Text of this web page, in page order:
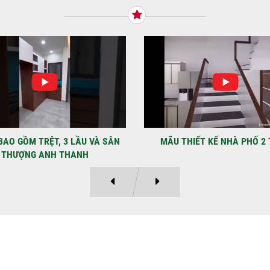
LẠC
Địa
Kỳ
KẾ NHÀ PHỐ 2 TẦNG MẪU NHÀ PHỐ 4×12 1 TRỆT